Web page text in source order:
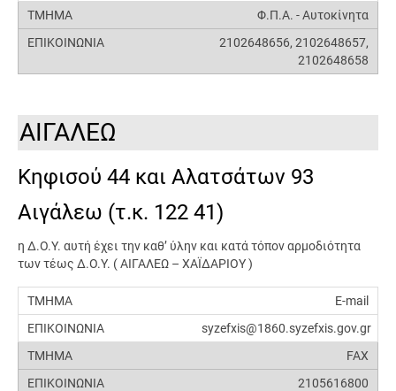
Φ.Π.Α. - Αυτοκίνητα
2102648656, 2102648657,
2102648658
ΑΙΓΑΛΕΩ
Κηφισού 44 και Αλατσάτων 93
Αιγάλεω (τ.κ. 122 41)
η Δ.Ο.Υ. αυτή έχει την καθ’ ύλην και κατά τόπον αρμοδιότητα
των τέως Δ.Ο.Υ. ( ΑΙΓΑΛΕΩ – ΧΑΪΔΑΡΙΟΥ )
E-mail
syzefxis@1860.syzefxis.gov.gr
FAX
2105616800